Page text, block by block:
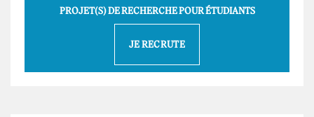
PROJET(S) DE RECHERCHE POUR ÉTUDIANTS
JE RECRUTE